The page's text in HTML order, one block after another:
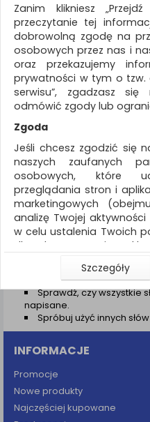
KATEGORIE
WSZYSTKIE KATEGORIE
FILTRY
REKLAMA
AKTUALNOŚCI
Wyniki wyszukiwania
NIE ZNALEZIONO
Nie odnaleziono
PODPOWIEDZI
Zmień kryteria
wyszukaj ponownie
Sprawdź, czy wszystkie
napisane.
Spróbuj użyć innych
INFORMACJE
Promocje
Nowe produkty
Najczęściej kupowane
Zanim klikniesz
przeczytanie tej
dobrowolną zgodę na
osobowych przez nas i
oraz przekazujemy
prywatności w tym o tzw.
serwisu”, zgadzasz
odmówić zgody lub
Zgoda
Jeśli chcesz zgodzić się
naszych zaufanych
osobowych, które
przeglądania stron i
marketingowych
analizę Twojej
w celu ustalenia Twoich
dla dostosowania
umieszczanie tzw.
ich odczytywanie, kliknij
Jeśli nie chcesz
zakres, kliknij
informacje o tym jak to
znajdziesz także na
prywatności
W przypadku
umożliwić prawidłową
związane z tym
www, a w szczególności
Szczegóły